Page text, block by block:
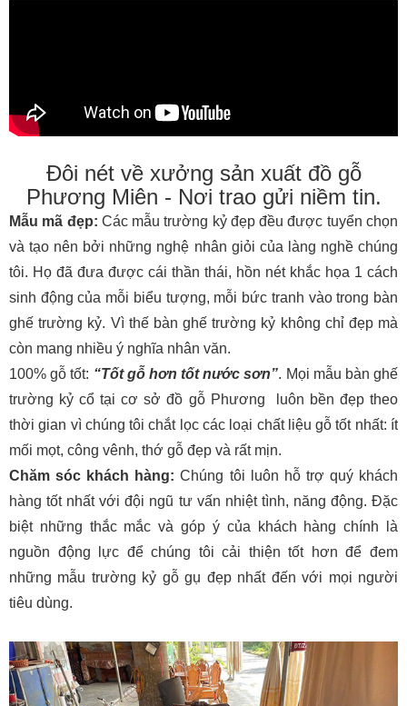
Đôi nét về xưởng sản xuất đồ gỗ
Phương Miên - Nơi trao gửi niềm tin.
Mẫu mã đẹp: Các mẫu trường kỷ đẹp đều được tuyển chọn
và tạo nên bởi những nghệ nhân giỏi của làng nghề chúng
tôi. Họ đã đưa được cái thần thái, hồn nét khắc họa 1 cách
sinh động của mỗi biểu tượng, mỗi bức tranh vào trong bàn
ghế trường kỷ. Vì thế bàn ghế trường kỷ không chỉ đẹp mà
còn mang nhiều ý nghĩa nhân văn.
100% gỗ tốt: “Tốt gỗ hơn tốt nước sơn”. Mọi mẫu bàn ghế
trường kỷ cổ tại cơ sở đồ gỗ Phương luôn bền đẹp theo
thời gian vì chúng tôi chắt lọc các loại chất liệu gỗ tốt nhất: ít
mối mọt, công vênh, thớ gỗ đẹp và rất mịn.
Chăm sóc khách hàng: Chúng tôi luôn hỗ trợ quý khách
hàng tốt nhất với đội ngũ tư vấn nhiệt tình, năng động. Đặc
biệt những thắc mắc và góp ý của khách hàng chính là
nguồn động lực để chúng tôi cải thiện tốt hơn để đem
những mẫu trường kỷ gỗ gụ đẹp nhất đến với mọi người
tiêu dùng.